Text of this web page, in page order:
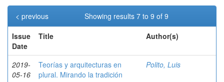
Showing results 7 to 9 of 9
< previous
Issue
Date
Title Author(s)
2019-
05-16
Teorías y arquitecturas en
plural. Mirando la tradición
Polito, Luis